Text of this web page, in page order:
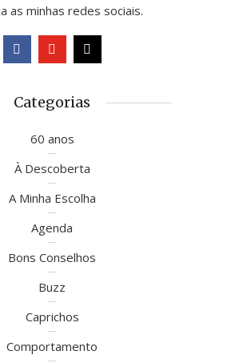
as minhas redes sociais.
Categorias
60 anos
À Descoberta
A Minha Escolha
Agenda
Bons Conselhos
Buzz
Caprichos
Comportamento